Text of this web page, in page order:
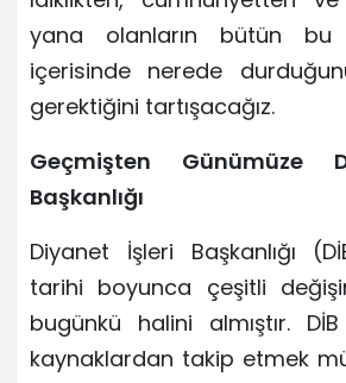
yana olanların bütün
içerisinde nerede
gerektiğini tartışacağız.
Geçmişten Günümüze
Başkanlığı
Diyanet İşleri Başkanlığı
tarihi boyunca çeşitli
bugünkü halini almıştır.
kaynaklardan takip etmek